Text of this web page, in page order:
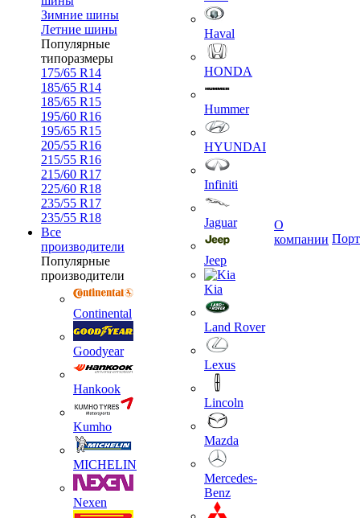
Зимние шины
Летние шины
Популярные
типоразмеры
175/65 R14
185/65 R14
185/65 R15
195/60 R16
195/65 R15
205/55 R16
215/55 R16
215/60 R17
225/60 R18
235/55 R17
235/55 R18
Все
производители
Популярные
производители
Continental
Goodyear
Hankook
Kumho
MICHELIN
Nexen
Haval
HONDA
Hummer
HYUNDAI
Infiniti
Jaguar
Jeep
Kia
Land Rover
Lexus
Lincoln
Mazda
Mercedes-
Benz
О
компании